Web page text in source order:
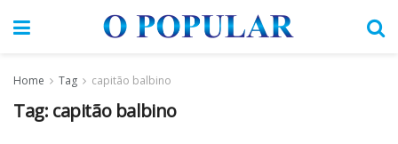
Home Tag capitão balbino
Tag: capitão balbino